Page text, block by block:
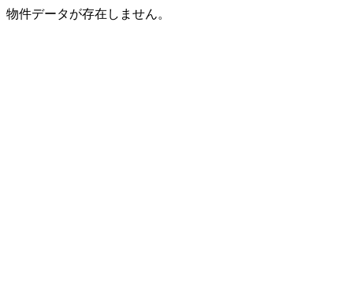
物件データが存在しません。